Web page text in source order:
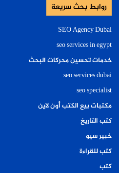
روابط بحث سريعة
SEO Agency Dubai
seo services in egypt
خدمات تحسين محركات البحث
seo services dubai
seo specialist
مكتبات بيع الكتب أون لاين
كتب التاريخ
خبير سيو
كتب للقراءة
كتب